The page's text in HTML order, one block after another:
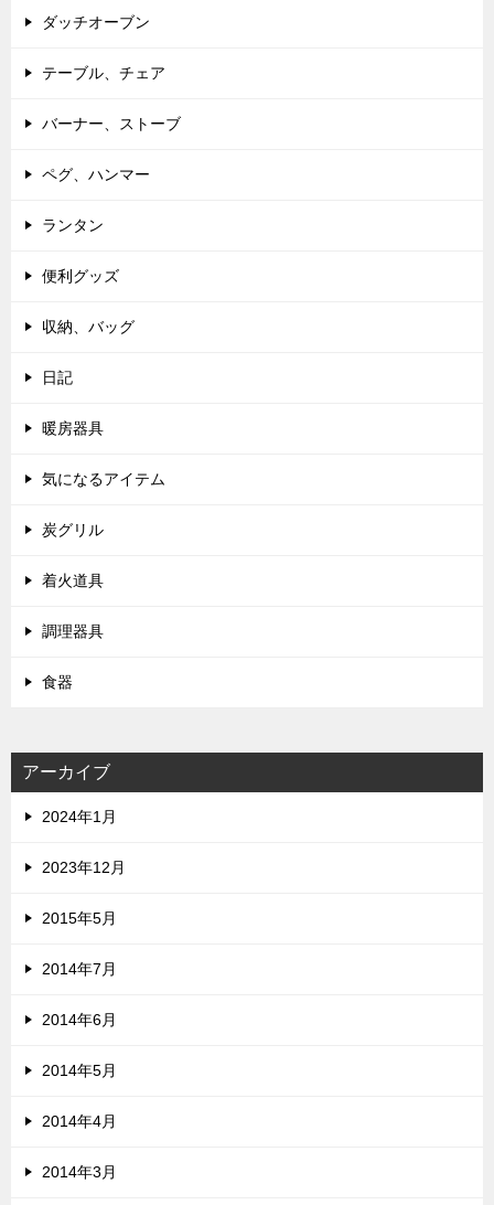
ダッチオーブン
テーブル、チェア
バーナー、ストーブ
ペグ、ハンマー
ランタン
便利グッズ
収納、バッグ
日記
暖房器具
気になるアイテム
炭グリル
着火道具
調理器具
食器
アーカイブ
2024年1月
2023年12月
2015年5月
2014年7月
2014年6月
2014年5月
2014年4月
2014年3月